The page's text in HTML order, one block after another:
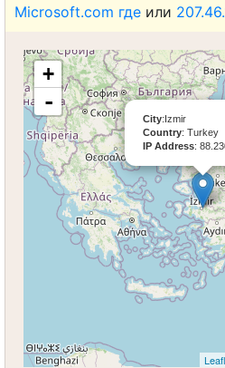
Microsoft.com где или
City:Izmir
Country: Turkey
IP Address:
+
-